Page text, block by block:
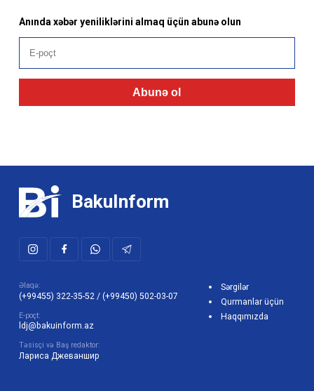
Anında xəbər yeniliklərini almaq üçün abunə olun
Abunə ol
BakuInform
Əlaqə:
(+99455) 322-35-52 / (+99450) 502-03-07
E-poçt:
ldj@bakuinform.az
Təsisçi və Baş redaktor:
Лариса Джеваншир
Sərgilər
Qurmanlar üçün
Haqqımızda